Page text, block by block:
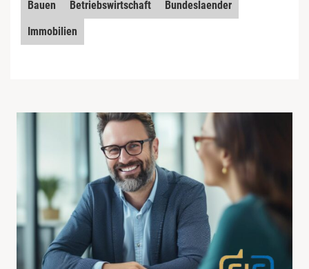
Bauen Betriebswirtschaft
Bundeslaender
Immobilien